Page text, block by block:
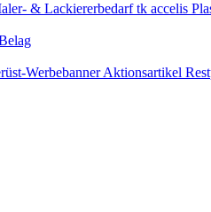
& Lackiererbedarftk accelis
WerbebannerAktionsartikel